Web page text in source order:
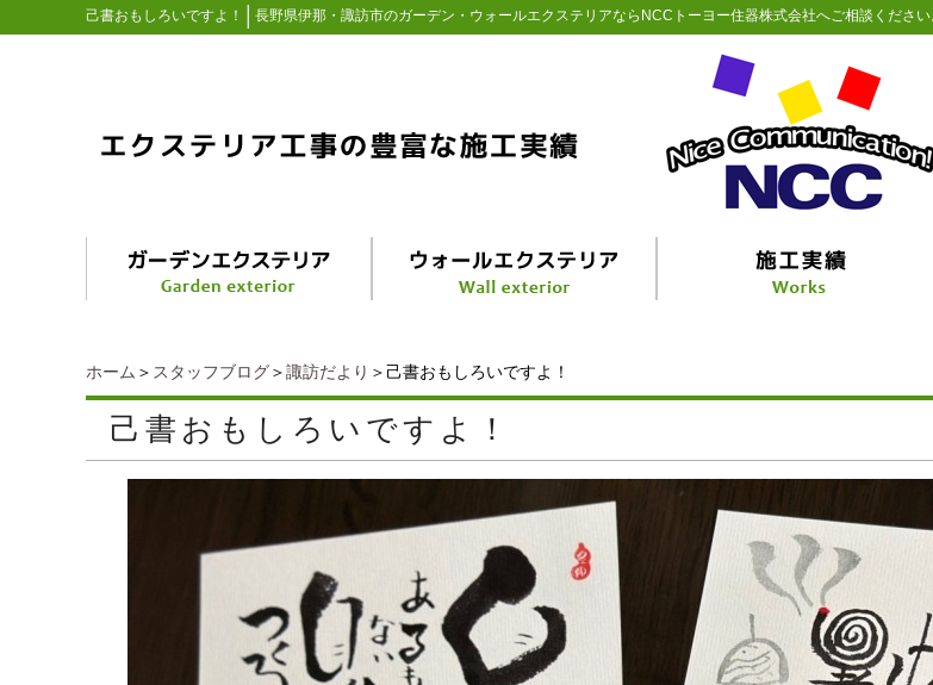
己書おもしろいですよ！ 長野県伊那・諏訪市のガーデン・ウォールエクステリアならNCCトーヨー住器株式会社へご相談ください
ホーム ＞ スタッフブログ＞諏訪だより ＞己書おもしろいですよ！
己書おもしろいですよ！